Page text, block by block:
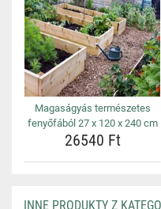
Magaságyás természetes
fenyőfából 27 x 120 x 240 cm
26540 Ft
INNE PRODUKTY Z